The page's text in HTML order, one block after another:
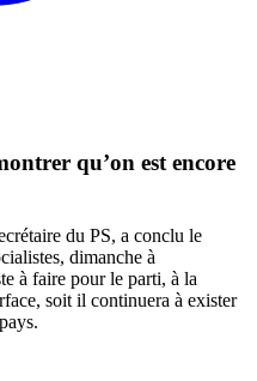
qu’on est encore
du PS, a conclu le
dimanche à
à faire pour le parti, à la
soit il continuera à exister